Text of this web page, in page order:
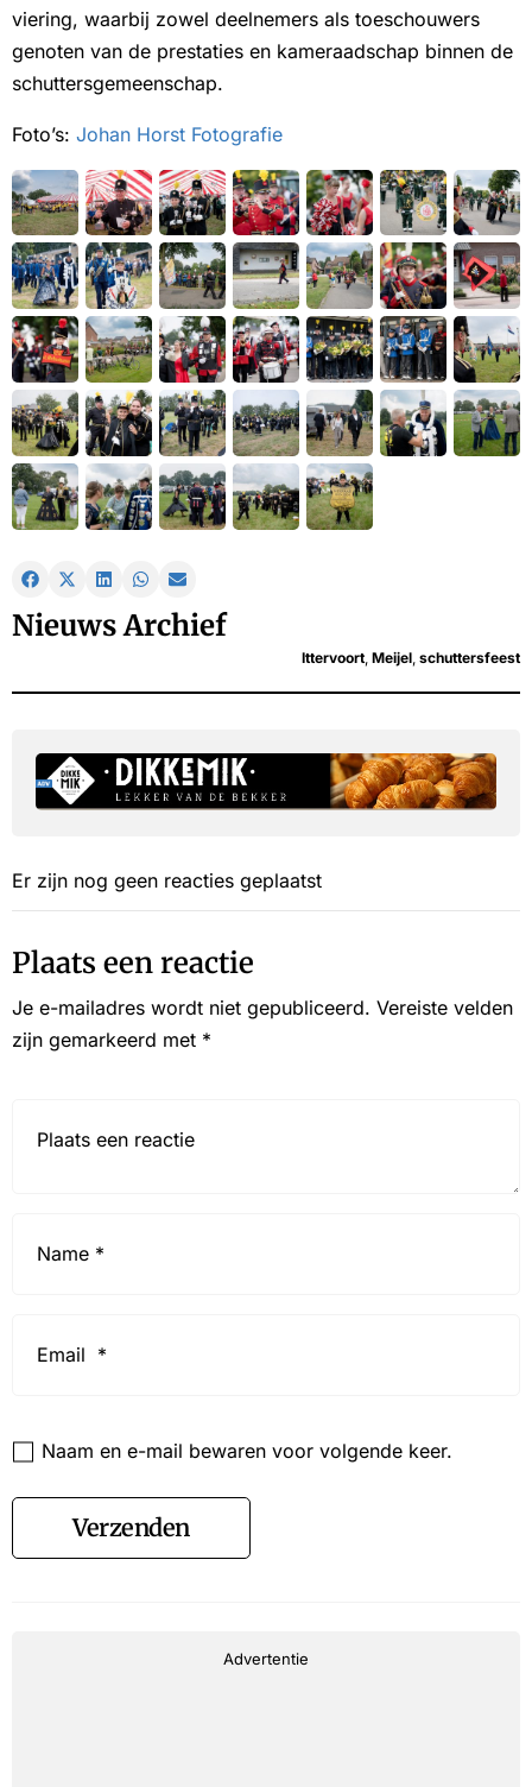
viering, waarbij zowel deelnemers als toeschouwers
genoten van de prestaties en kameraadschap binnen de
schuttersgemeenschap.
Foto’s: Johan Horst Fotografie
Nieuws Archief
Ittervoort, Meijel, schuttersfeest
Er zijn nog geen reacties geplaatst
Plaats een reactie
Je e-mailadres wordt niet gepubliceerd. Vereiste velden
zijn gemarkeerd met *
Naam en e-mail bewaren voor volgende keer.
Verzenden
Advertentie